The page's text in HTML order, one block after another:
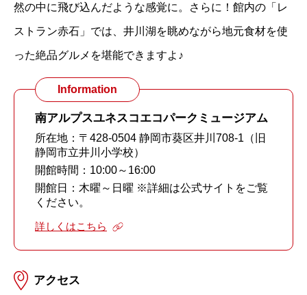
然の中に飛び込んだような感覚に。さらに！館内の「レ
ストラン赤石」では、井川湖を眺めながら地元食材を使
った絶品グルメを堪能できますよ♪
Information
南アルプスユネスコエコパークミュージアム
所在地：〒428-0504 静岡市葵区井川708-1（旧
静岡市立井川小学校）
開館時間：10:00～16:00
開館日：木曜～日曜 ※詳細は公式サイトをご覧
ください。
詳しくはこちら
アクセス